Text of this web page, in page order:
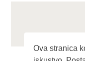
Ova stranica